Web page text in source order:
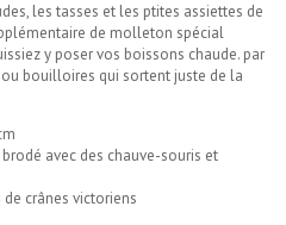
les tasses et les ptites assiettes de
de molleton spécial
y poser vos boissons chaude. par
bouilloires qui sortent juste de la
avec des chauve-souris et
crânes victoriens